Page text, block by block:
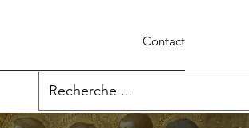
Contact